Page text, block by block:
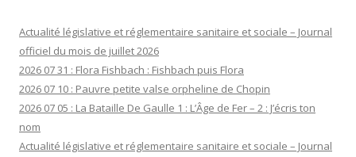
Actualité législative et réglementaire sanitaire et sociale – Journal
officiel du mois de juillet 2026
2026 07 31 : Flora Fishbach : Fishbach puis Flora
2026 07 10 : Pauvre petite valse orpheline de Chopin
2026 07 05 : La Bataille De Gaulle 1 : L’Âge de Fer – 2 : J’écris ton
nom
Actualité législative et réglementaire sanitaire et sociale – Journal